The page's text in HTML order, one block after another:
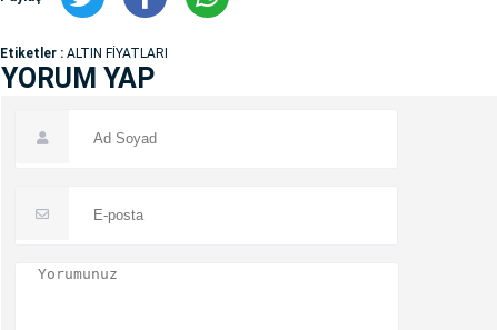
Etiketler : ALTIN FİYATLARI
YORUM YAP